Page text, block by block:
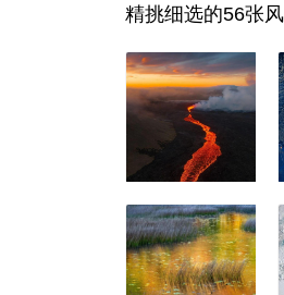
精挑细选的56张